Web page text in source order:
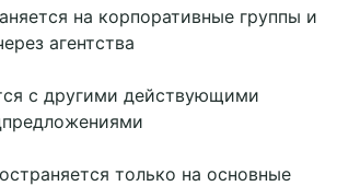
на корпоративные группы и
агентства
с другими действующими
только на основные